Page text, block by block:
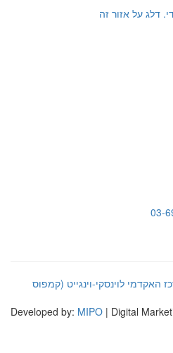
דלג על אזור זה
03-
האקדמי לוינסקי-וינגייט (קמפוס
Developed by:MIPO | Digital